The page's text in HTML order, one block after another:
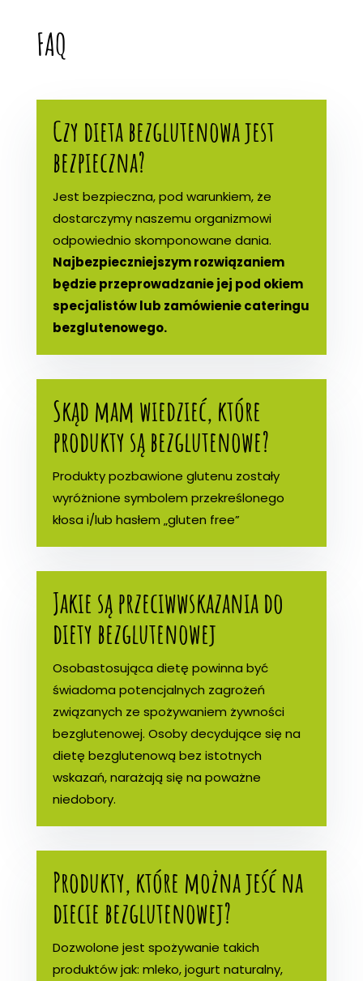
FAQ
Czy dieta bezglutenowa jest
bezpieczna?
Jest bezpieczna, pod warunkiem, że
dostarczymy naszemu organizmowi
odpowiednio skomponowane dania.
Najbezpieczniejszym rozwiązaniem
będzie przeprowadzanie jej pod okiem
specjalistów lub zamówienie cateringu
bezglutenowego.
Skąd mam wiedzieć, które
produkty są bezglutenowe?
Produkty pozbawione glutenu zostały
wyróżnione symbolem przekreślonego
kłosa i/lub hasłem „gluten free”
Jakie są przeciwwskazania do
diety bezglutenowej
Osobastosująca dietę powinna być
świadoma potencjalnych zagrożeń
związanych ze spożywaniem żywności
bezglutenowej. Osoby decydujące się na
dietę bezglutenową bez istotnych
wskazań, narażają się na poważne
niedobory.
Produkty, które można jeść na
diecie bezglutenowej?
Dozwolone jest spożywanie takich
produktów jak: mleko, jogurt naturalny,